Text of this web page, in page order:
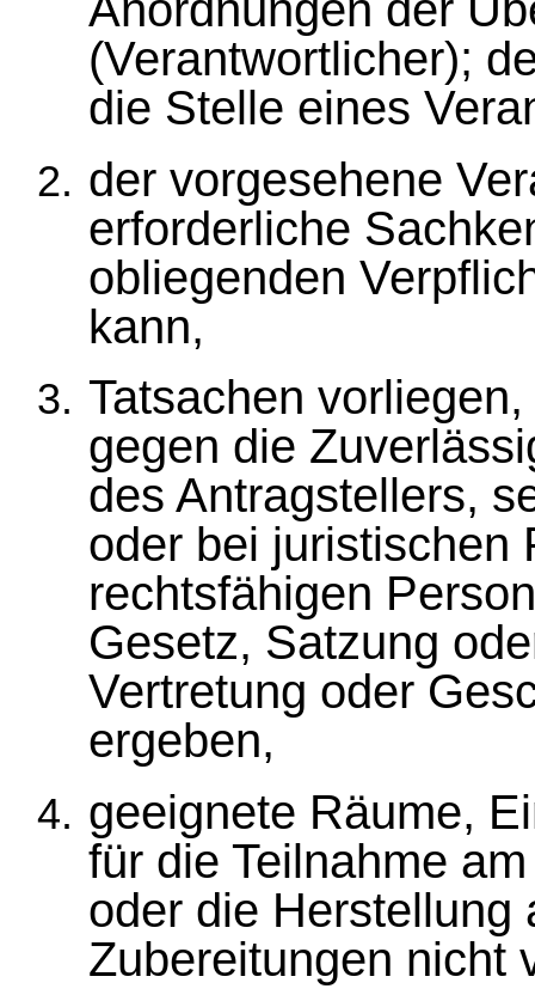
(Verantwortlicher);
die Stelle eines
der vorgesehene
erforderliche
obliegenden
kann,
Tatsachen
gegen die
des Antragstellers,
oder bei juristischen
rechtsfähigen
Gesetz, Satzung
Vertretung oder
ergeben,
geeignete Räume,
für die Teilnahme
oder die Herstellung
Zubereitungen nicht